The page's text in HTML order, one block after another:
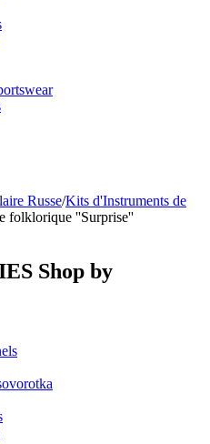
Russe/Kits d'Instruments de
folklorique ''Surprise''
Shop by